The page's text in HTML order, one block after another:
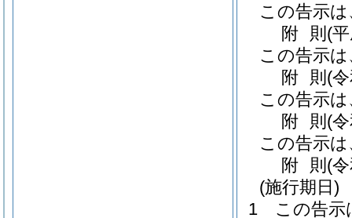
この告示
附 則 (
この告示
附 則 (
この告示
附 則 (
この告示
附 則 (
(施行期日)
1
この告示